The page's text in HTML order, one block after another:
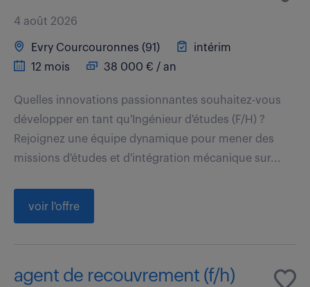
4 août 2026
Evry Courcouronnes (91)
intérim
12 mois
38 000 € / an
Quelles innovations passionnantes souhaitez-vous
développer en tant qu'Ingénieur d'études (F/H) ?
Rejoignez une équipe dynamique pour mener des
missions d'études et d'intégration mécanique sur...
voir l'offre
agent de recouvrement (f/h)